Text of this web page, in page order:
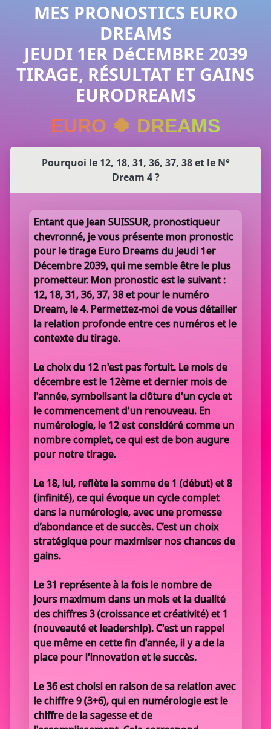
MES PRONOSTICS EURO
DREAMS
JEUDI 1ER DéCEMBRE 2039
TIRAGE, RÉSULTAT ET GAINS
EURODREAMS
EURO 🍀 DREAMS
Pourquoi le 12, 18, 31, 36, 37, 38 et le N°
Dream 4 ?
Entant que Jean SUISSUR, pronostiqueur
chevronné, je vous présente mon pronostic
pour le tirage Euro Dreams du Jeudi 1er
Décembre 2039, qui me semble être le plus
prometteur. Mon pronostic est le suivant :
12, 18, 31, 36, 37, 38 et pour le numéro
Dream, le 4. Permettez-moi de vous détailler
la relation profonde entre ces numéros et le
contexte du tirage.
Le choix du 12 n'est pas fortuit. Le mois de
décembre est le 12ème et dernier mois de
l'année, symbolisant la clôture d'un cycle et
le commencement d'un renouveau. En
numérologie, le 12 est considéré comme un
nombre complet, ce qui est de bon augure
pour notre tirage.
Le 18, lui, reflète la somme de 1 (début) et 8
(infinité), ce qui évoque un cycle complet
dans la numérologie, avec une promesse
d’abondance et de succès. C’est un choix
stratégique pour maximiser nos chances de
gains.
Le 31 représente à la fois le nombre de
jours maximum dans un mois et la dualité
des chiffres 3 (croissance et créativité) et 1
(nouveauté et leadership). C'est un rappel
que même en cette fin d'année, il y a de la
place pour l'innovation et le succès.
Le 36 est choisi en raison de sa relation avec
le chiffre 9 (3+6), qui en numérologie est le
chiffre de la sagesse et de